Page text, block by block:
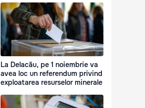
La Delacău, pe 1 noiembrie va
avea loc un referendum privind
exploatarea resurselor minerale